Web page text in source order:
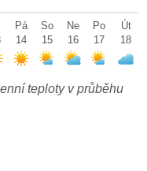
Pá
14
So
15
Ne
16
Po
17
Út
18
teploty v průběhu